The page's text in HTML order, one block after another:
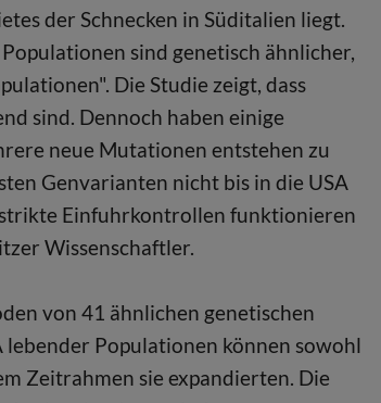
der Schnecken in Süditalien liegt.
sind genetisch ähnlicher,
Die Studie zeigt, dass
sind. Dennoch haben einige
neue Mutationen entstehen zu
Genvarianten nicht bis in die USA
Einfuhrkontrollen funktionieren
Wissenschaftler.
von 41 ähnlichen genetischen
Populationen können sowohl
Zeitrahmen sie expandierten. Die